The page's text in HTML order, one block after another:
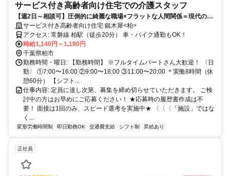
サービス付き高齢者向け住宅での介護スタッフ
【週2日～相談可】圧倒的に綺麗な職場×フラットな人間関係＝現代の介
護の職場をお探しの方はこちら！
サービス付き高齢者向け住宅 銀木犀<柏>
アクセス: 常磐線 柏駅（徒歩20分） 車・バイク通勤もOK！
時給1,140円～1,190円
千葉県柏市
勤務時間・曜日: 【勤務時間】 ※フルタイムパートさん大歓迎！ 〈日
勤〉 ①7:00〜16:00 ②9:00〜18:00 ③11:00〜20:00 ＊実働8時間（休
憩60分） 【シフト...
仕事内容: 定員に達し次第、募集を締め切らせていただきます。 ご検
討中の方はお早めにご応募ください！ ★応募時の履歴書作成は不
要！ 面接は1回のみ、スピード選考を実施中★ 〈〈〈「施設」ではな
く...
変形労働時間制 即日勤務OK 交通費支給 シフト制 昇給あり
正社員